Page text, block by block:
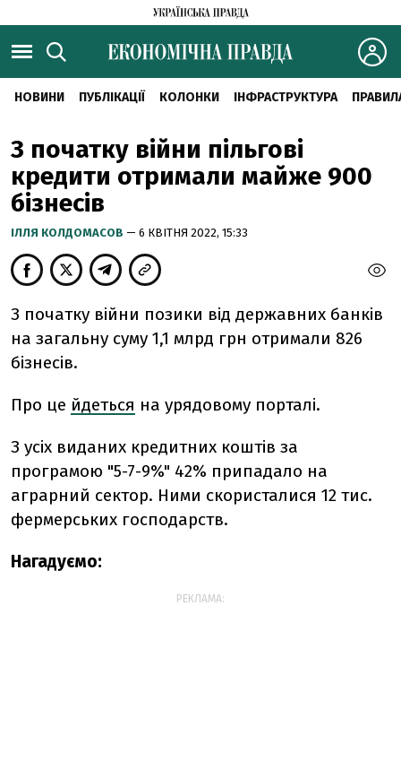
НОВИНИ ПУБЛІКАЦІЇ КОЛОНКИ ІНФРАСТРУКТУРА
З початку війни пільгові
кредити отримали майже 900
бізнесів
ІЛЛЯ КОЛДОМАСОВ — 6 КВІТНЯ 2022, 15:33
З початку війни позики від державних банків
на загальну суму 1,1 млрд грн отримали 826
бізнесів.
Про це йдеться на урядовому порталі.
З усіх виданих кредитних коштів за
програмою "5-7-9%" 42% припадало на
аграрний сектор. Ними скористалися 12 тис.
фермерських господарств.
Нагадуємо:
РЕКЛАМА: